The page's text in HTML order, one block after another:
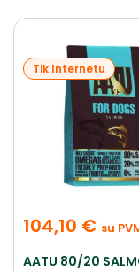
104,10 € su
Tik Internetu
AATU 80/20